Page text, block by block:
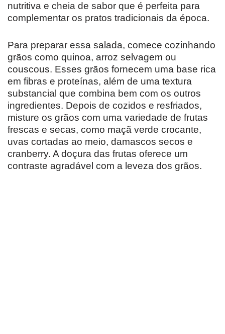
nutritiva e cheia de sabor que é perfeita para
complementar os pratos tradicionais da época.
Para preparar essa salada, comece cozinhando
grãos como quinoa, arroz selvagem ou
couscous. Esses grãos fornecem uma base rica
em fibras e proteínas, além de uma textura
substancial que combina bem com os outros
ingredientes. Depois de cozidos e resfriados,
misture os grãos com uma variedade de frutas
frescas e secas, como maçã verde crocante,
uvas cortadas ao meio, damascos secos e
cranberry. A doçura das frutas oferece um
contraste agradável com a leveza dos grãos.